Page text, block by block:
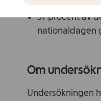
37 procent av
nationaldagen
Om
Undersökningen